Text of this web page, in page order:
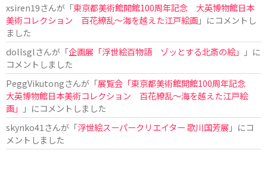
xsiren19さんが「東京都美術館開館100周年記念 大英博物館日本
美術コレクション 百花繚乱～海を越えた江戸絵画」にコメントし
ました
dollsglさんが「企画展「浮世絵百物語 ゾッとする北斎の絵」
」に
コメントしました
PeggVikutongさんが「展覧会「東京都美術館開館100周年記念
大英博物館日本美術コレクション 百花繚乱〜海を越えた江戸絵
画」
」にコメントしました
skynko41 さんが「浮世絵スーパークリエイター 歌川国芳展 」にコ
メントしました